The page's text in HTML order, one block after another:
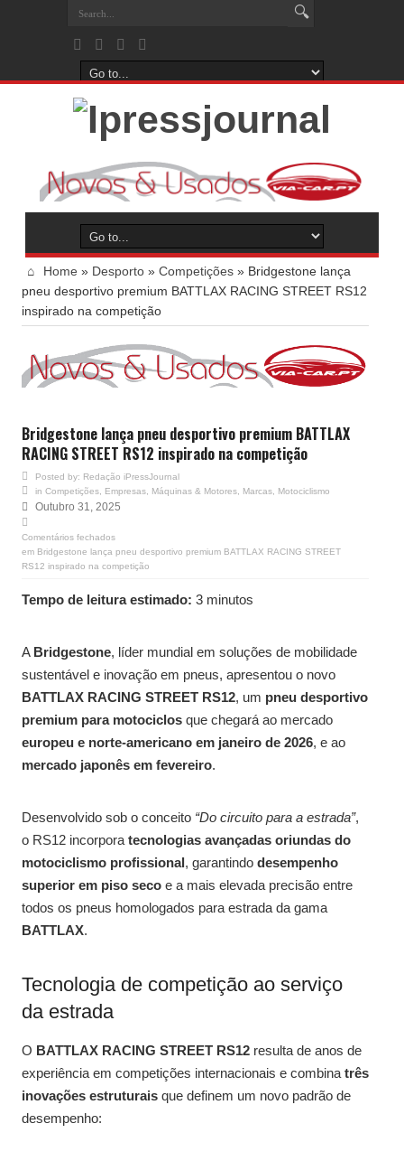
Home » Desporto » Competições » Bridgestone lança
pneu desportivo premium BATTLAX RACING STREET RS12
inspirado na competição
Bridgestone lança pneu desportivo premium BATTLAX
RACING STREET RS12 inspirado na competição
Posted by: Redação iPressJournal
in Competições Empresas Máquinas & Motores Marcas Motociclismo
Outubro 31, 2025
Comentários fechados
em Bridgestone lança pneu desportivo premium BATTLAX RACING STREET
RS12 inspirado na competição
Tempo de leitura estimado: 3 minutos
A Bridgestone, líder mundial em soluções de mobilidade
sustentável e inovação em pneus, apresentou o novo
BATTLAX RACING STREET RS12, um pneu desportivo
premium para motociclos que chegará ao mercado
europeu e norte-americano em janeiro de 2026, e ao
mercado japonês em fevereiro.
Desenvolvido sob o conceito “Do circuito para a estrada”,
o RS12 incorpora tecnologias avançadas oriundas do
motociclismo profissional, garantindo desempenho
superior em piso seco e a mais elevada precisão entre
todos os pneus homologados para estrada da gama
BATTLAX.
Tecnologia de competição ao serviço
da estrada
O BATTLAX RACING STREET RS12 resulta de anos de
experiência em competições internacionais e combina três
inovações estruturais que definem um novo padrão de
desempenho: